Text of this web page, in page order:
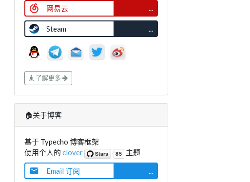
网易云 ...
Steam ...
了解更多
🏠关于博客
基于 Typecho 博客框架
使用个人的 clover 主题
Email 订阅